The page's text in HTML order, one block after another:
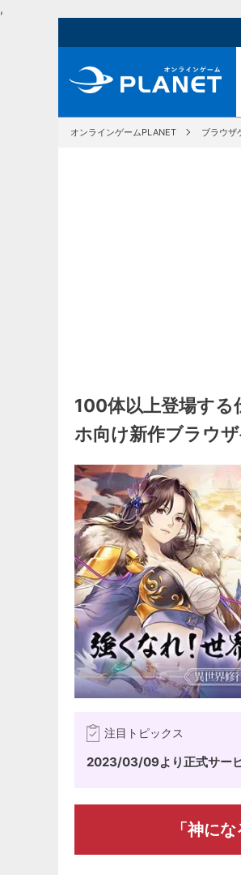
,
オンラインゲームPLANET ブラウザ
100体以上登場する
ホ向け新作ブラウザ
注目トピックス
2023/03/09より正式サー
「神に